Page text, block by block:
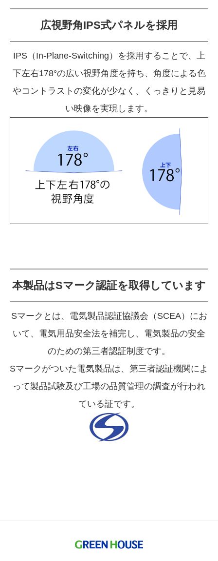
広視野角IPS式パネルを採用
IPS（In-Plane-Switching）を採用することで、上
下左右178°の広い視野角度を持ち、 角度による色
やコントラストの変化が少なく、くっきりと見易
い映像を実現します。
本製品はSマーク認証を取得しています
Sマークとは、電気製品認証協議会（SCEA）にお
いて、 電気用品安全法を補完し、 電気製品の安全
のための第三者認証制度です。
Sマークがついた電気製品は、 第三者認証機関によ
って製品試験及び工場の品質管理の調査が行われ
ている証です。